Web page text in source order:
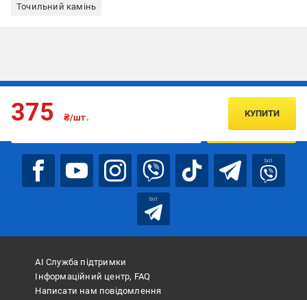
Точильний камінь
375 ₴/шт. КУПИТИ
Підписуйтесь, щоб дізнаватись першим про акції та пропозиції
ПІДПИСАТИСЯ
bot
bot
АІ Служба підтримки
Інформаційний центр, FAQ
Написати нам повідомлення